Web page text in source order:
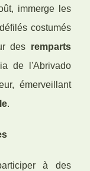
immerge les
costumés
des remparts
de l'Abrivado
émerveillant
.
à des